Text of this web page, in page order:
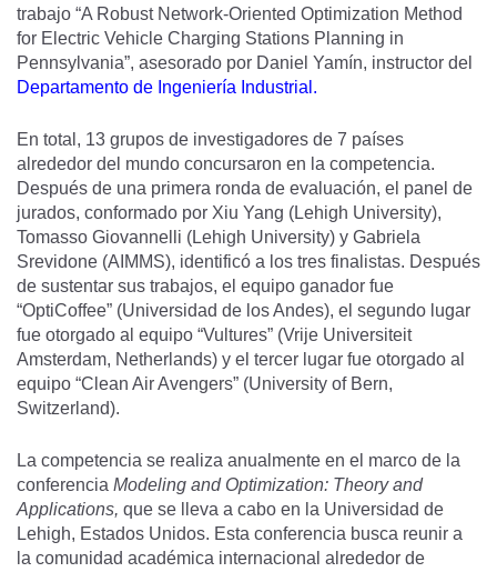
trabajo “A Robust Network-Oriented Optimization Method
for Electric Vehicle Charging Stations Planning in
Pennsylvania”, asesorado por Daniel Yamín, instructor del
Departamento de Ingeniería Industrial.
En total, 13 grupos de investigadores de 7 países
alrededor del mundo concursaron en la competencia.
Después de una primera ronda de evaluación, el panel de
jurados, conformado por Xiu Yang (Lehigh University),
Tomasso Giovannelli (Lehigh University) y Gabriela
Srevidone (AIMMS), identificó a los tres finalistas. Después
de sustentar sus trabajos, el equipo ganador fue
“OptiCoffee” (Universidad de los Andes), el segundo lugar
fue otorgado al equipo “Vultures” (Vrije Universiteit
Amsterdam, Netherlands) y el tercer lugar fue otorgado al
equipo “Clean Air Avengers” (University of Bern,
Switzerland).
La competencia se realiza anualmente en el marco de la
conferencia Modeling and Optimization: Theory and
Applications, que se lleva a cabo en la Universidad de
Lehigh, Estados Unidos. Esta conferencia busca reunir a
la comunidad académica internacional alrededor de